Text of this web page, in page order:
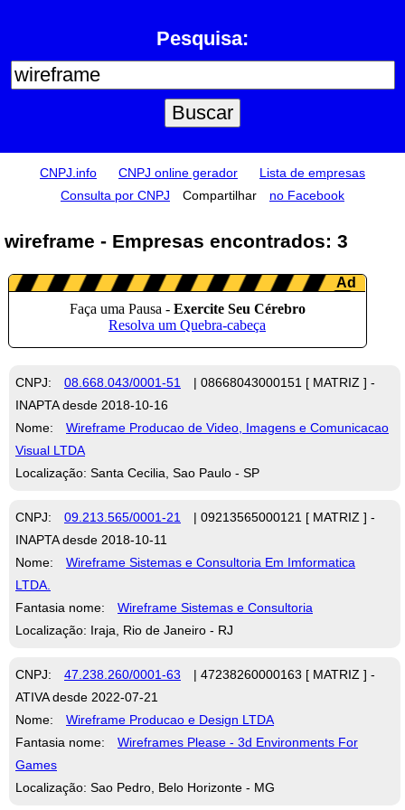
Pesquisa:
CNPJ.info CNPJ online gerador
Lista de empresas
Consulta por CNPJ
Compartilhar no Facebook
wireframe - Empresas encontrados: 3
CNPJ: 08.668.043/0001-51
| 08668043000151 [ MATRIZ ] -
INAPTA desde 2018-10-16
Nome:
Wireframe Producao de Video, Imagens e Comunicacao
Visual LTDA
Localização: Santa Cecilia, Sao Paulo - SP
CNPJ: 09.213.565/0001-21
| 09213565000121 [ MATRIZ ] -
INAPTA desde 2018-10-11
Nome:
Wireframe Sistemas e Consultoria Em Imformatica
LTDA.
Fantasia nome:
Wireframe Sistemas e Consultoria
Localização: Iraja, Rio de Janeiro - RJ
CNPJ: 47.238.260/0001-63
| 47238260000163 [ MATRIZ ] -
ATIVA desde 2022-07-21
Nome:
Wireframe Producao e Design LTDA
Fantasia nome:
Wireframes Please - 3d Environments For
Games
Localização: Sao Pedro, Belo Horizonte - MG